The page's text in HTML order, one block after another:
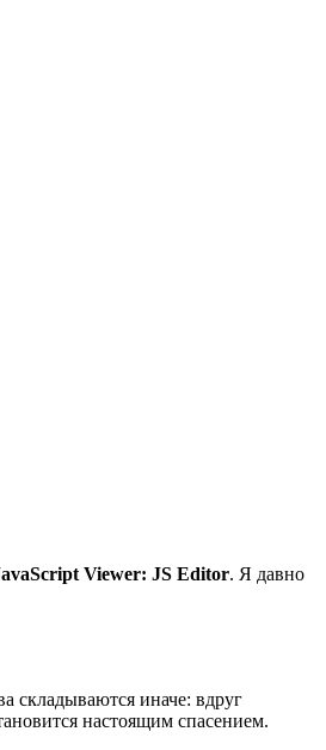
Viewer: JS Editor. Я давно
складываются иначе: вдруг
настоящим спасением.